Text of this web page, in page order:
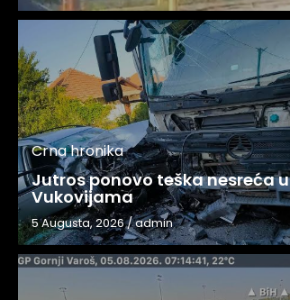
Crna hronika
Jutros ponovo teška nesreća u
Vukovijama
5 Augusta, 2026/admin